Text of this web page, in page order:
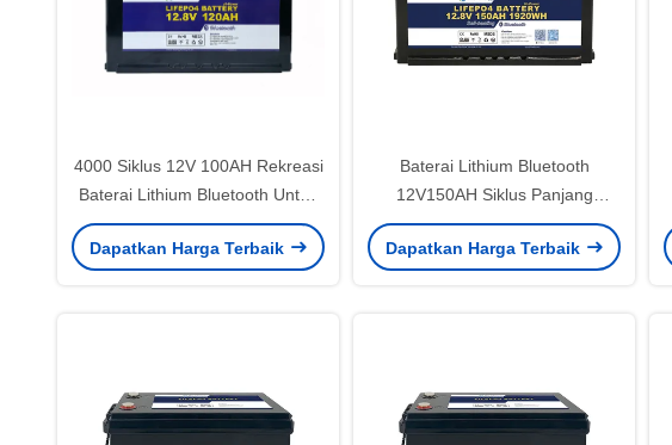
4000 Siklus 12V 100AH ​​Rekreasi
Baterai Lithium Bluetooth Untuk
Garmin Panoptix
Dapatkan Harga Terbaik
Baterai Lithium Bluetooth
12V150AH Siklus Panjang
Dengan 1920WH Energi Puncak
Listrik 120A Dan Bahan Kasus
Dapatkan Harga Terbaik